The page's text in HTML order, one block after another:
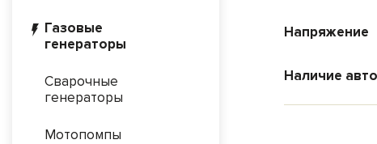
Газовые
генераторы
Сварочные
генераторы
Мотопомпы
Напряжение
Наличие